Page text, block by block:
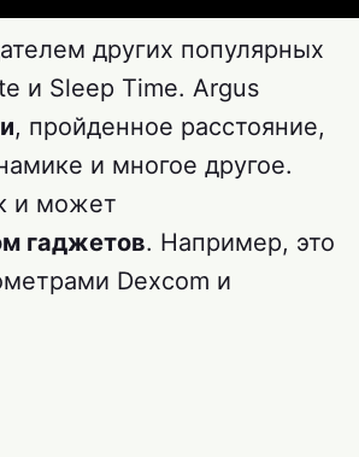
других популярных
и Sleep Time. Argus
, пройденное расстояние,
и многое другое.
и может
гаджетов. Например, это
Dexcom и